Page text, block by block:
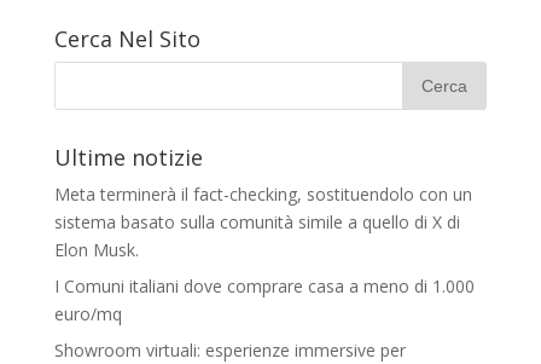
Cerca Nel Sito
Ultime notizie
Meta terminerà il fact-checking, sostituendolo con un
sistema basato sulla comunità simile a quello di X di
Elon Musk.
I Comuni italiani dove comprare casa a meno di 1.000
euro/mq
Showroom virtuali: esperienze immersive per